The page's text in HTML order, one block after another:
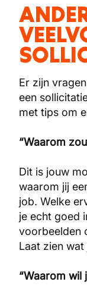
Er zijn
een
met tips om
“Waarom
Dit is jouw
waarom jij
job. Welke
je echt goed
voorbeelden
Laat zien wat
“Waarom wil